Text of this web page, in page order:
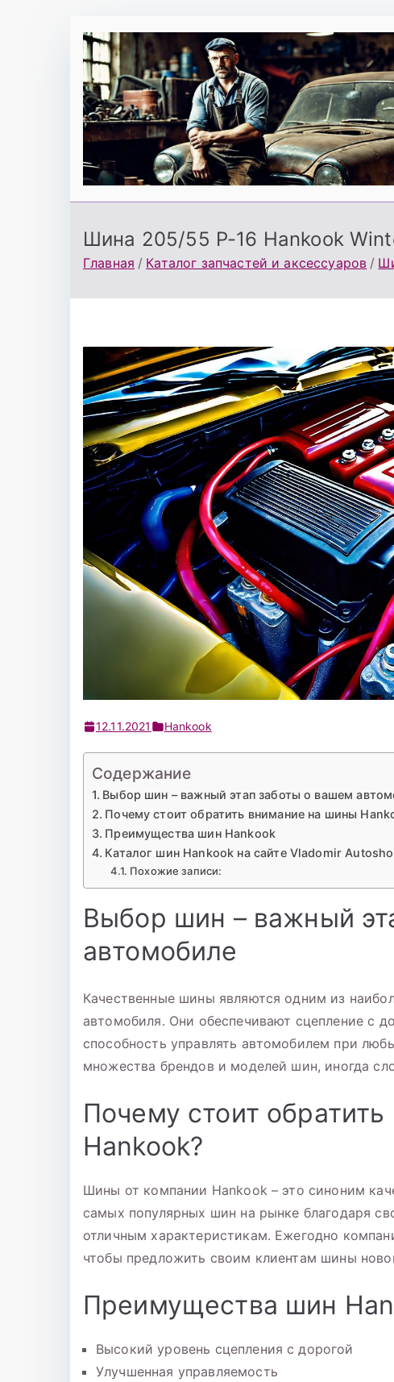
содержимому
Шина 205/55 Р-16 Hankook
Главная Каталог запчастей и аксессуаров
12.11.2021 Hankook
Содержание
Выбор шин – важный этап заботы о вашем
Почему стоит обратить внимание на шины
Преимущества шин Hankook
Каталог шин Hankook на сайте Vladomir
Похожие записи:
Выбор шин – важный
автомобиле
Качественные шины являются одним из
автомобиля. Они обеспечивают сцепление с
способность управлять автомобилем при
множества брендов и моделей шин, иногда
Почему стоит
Hankook?
Шины от компании Hankook – это синоним
самых популярных шин на рынке благодаря
отличным характеристикам. Ежегодно
чтобы предложить своим клиентам шины
Преимущества шин
Высокий уровень сцепления с дорогой
Улучшенная управляемость